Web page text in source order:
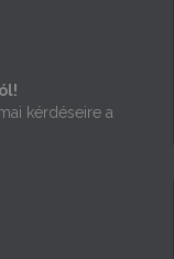
kérdéseire a